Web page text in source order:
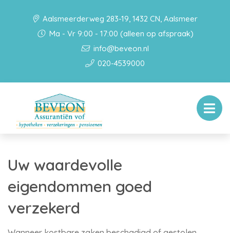
Aalsmeerderweg 283-19, 1432 CN, Aalsmeer
Ma - Vr 9:00 - 17:00 (alleen op afspraak)
info@beveon.nl
020-4539000
Uw waardevolle
eigendommen goed
verzekerd